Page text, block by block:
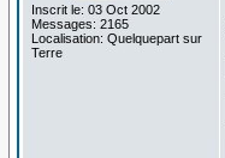
Inscrit le: 03 Oct 2002
Messages: 2165
Localisation: Quelquepart sur
Terre